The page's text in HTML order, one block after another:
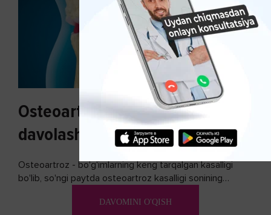
Osteoartroz sabablari, tasnifi va
davolash usullari
Osteoartroz - bo'g'imlarning keng tarqalgan kasalligi
bo'lib, so'ngi paytda osteoartroz kasalligi sonining
DAVOMINI O'QISH